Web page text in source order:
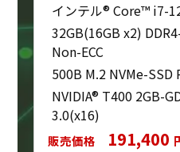
インテル® Core™ i7-
32GB(16GB x2)
Non-ECC
500B M.2 NVMe-SSD
NVIDIA® T400 2GB-
3.0(x16)
販売価格 191,400